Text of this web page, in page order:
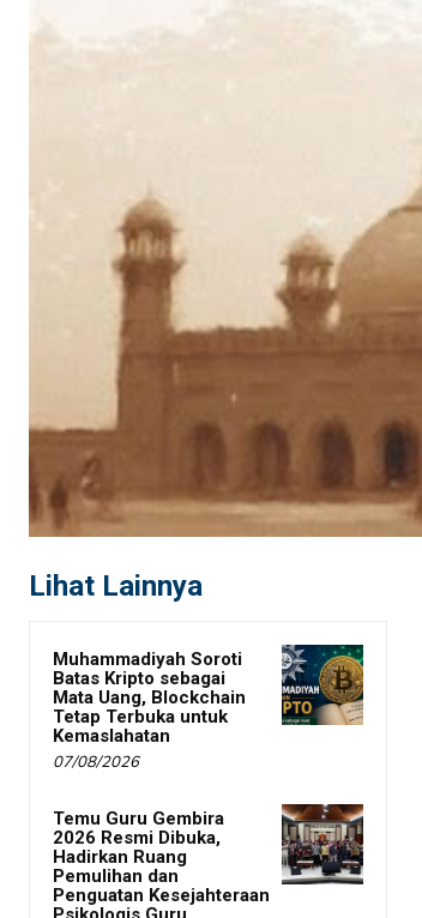
Lihat Lainnya
Muhammadiyah Soroti
Batas Kripto sebagai
Mata Uang, Blockchain
Tetap Terbuka untuk
Kemaslahatan
07/08/2026
Temu Guru Gembira
2026 Resmi Dibuka,
Hadirkan Ruang
Pemulihan dan
Penguatan Kesejahteraan